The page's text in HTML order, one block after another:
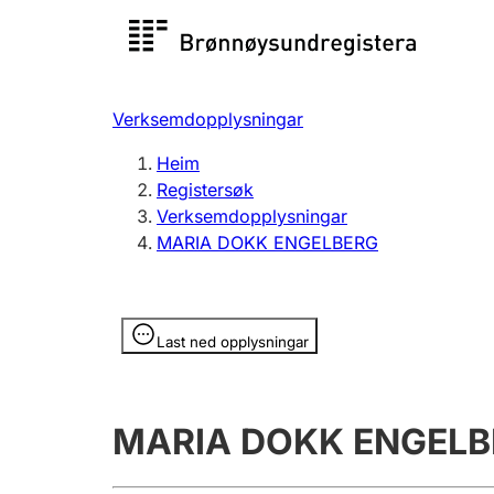
Registersøk
Registrere, endre, slette
Verksemdopplysningar
Heim
Registersøk
Verksemdopplysningar
MARIA DOKK ENGELBERG
Last ned opplysningar
Opplysninger er skjult
MARIA DOKK